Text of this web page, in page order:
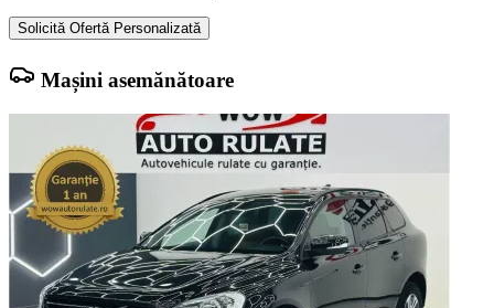
Solicită Ofertă Personalizată
Mașini asemănătoare